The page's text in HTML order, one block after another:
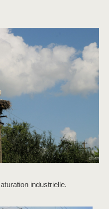
industrielle.